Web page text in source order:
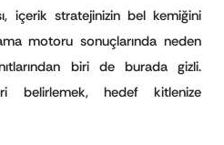
içerik stratejinizin bel kemiğini
motoru sonuçlarında neden
biri de burada gizli.
belirlemek, hedef kitlenize